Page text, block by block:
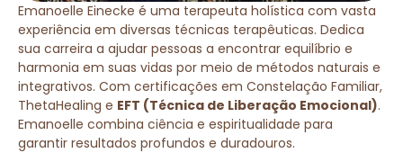
Emanoelle Einecke é uma terapeuta holística com vasta
experiência em diversas técnicas terapêuticas. Dedica
sua carreira a ajudar pessoas a encontrar equilíbrio e
harmonia em suas vidas por meio de métodos naturais e
integrativos. Com certificações em Constelação Familiar,
ThetaHealing e EFT (Técnica de Liberação Emocional).
Emanoelle combina ciência e espiritualidade para
garantir resultados profundos e duradouros.